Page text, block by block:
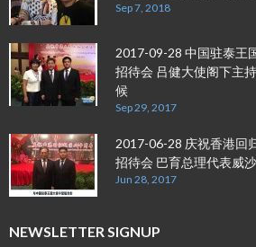
Sep 7, 2018
2017-09-28 中国驻泰王
招待会 吕健大使阁下主
候
Sep 29, 2017
2017-06-28 庆祝香港回
招待会 巴育总理代表威
Jun 28, 2017
NEWSLETTER SIGNUP